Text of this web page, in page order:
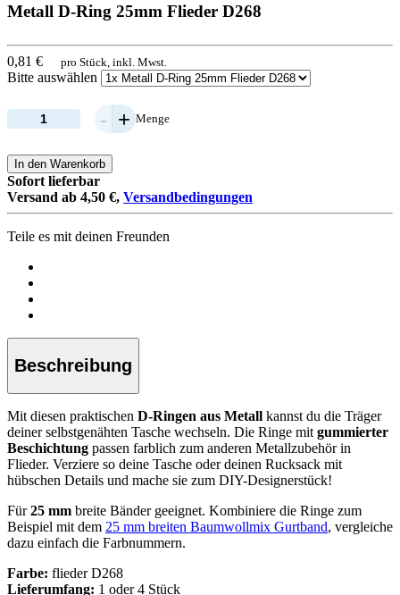
Metall D-Ring 25mm Flieder D268
0,81 € pro Stück, inkl. Mwst.
Bitte auswählen
- + Menge
In den Warenkorb
Sofort lieferbar
Versand ab 4,50 €, Versandbedingungen
Teile es mit deinen Freunden
Beschreibung
Mit diesen praktischen D-Ringen aus Metall kannst du die Träger
deiner selbstgenähten Tasche wechseln. Die Ringe mit gummierter
Beschichtung passen farblich zum anderen Metallzubehör in
Flieder. Verziere so deine Tasche oder deinen Rucksack mit
hübschen Details und mache sie zum DIY-Designerstück!
Für25 mm breite Bänder geeignet. Kombiniere die Ringe zum
Beispiel mit dem 25 mm breiten Baumwollmix Gurtband, vergleiche
dazu einfach die Farbnummern.
Farbe: flieder D268
Lieferumfang: 1 oder 4 Stück